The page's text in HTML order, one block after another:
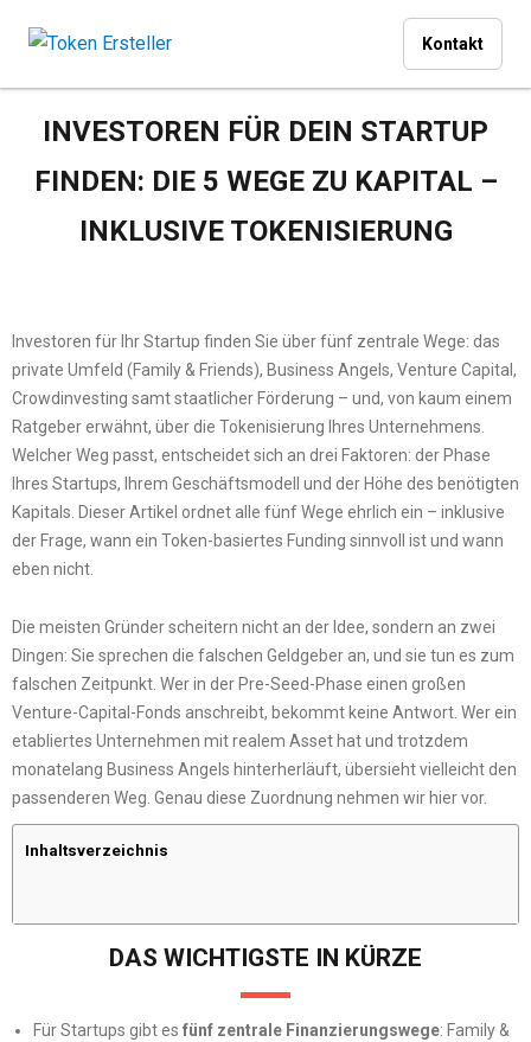
Kontakt
INVESTOREN FÜR DEIN STARTUP
FINDEN: DIE 5 WEGE ZU KAPITAL –
INKLUSIVE TOKENISIERUNG
Investoren für Ihr Startup finden Sie über fünf zentrale Wege: das
private Umfeld (Family & Friends), Business Angels, Venture Capital,
Crowdinvesting samt staatlicher Förderung – und, von kaum einem
Ratgeber erwähnt, über die Tokenisierung Ihres Unternehmens.
Welcher Weg passt, entscheidet sich an drei Faktoren: der Phase
Ihres Startups, Ihrem Geschäftsmodell und der Höhe des benötigten
Kapitals. Dieser Artikel ordnet alle fünf Wege ehrlich ein – inklusive
der Frage, wann ein Token-basiertes Funding sinnvoll ist und wann
eben nicht.
Die meisten Gründer scheitern nicht an der Idee, sondern an zwei
Dingen: Sie sprechen die falschen Geldgeber an, und sie tun es zum
falschen Zeitpunkt. Wer in der Pre-Seed-Phase einen großen
Venture-Capital-Fonds anschreibt, bekommt keine Antwort. Wer ein
etabliertes Unternehmen mit realem Asset hat und trotzdem
monatelang Business Angels hinterherläuft, übersieht vielleicht den
passenderen Weg. Genau diese Zuordnung nehmen wir hier vor.
Inhaltsverzeichnis
DAS WICHTIGSTE IN KÜRZE
Für Startups gibt es fünf zentrale Finanzierungswege: Family &